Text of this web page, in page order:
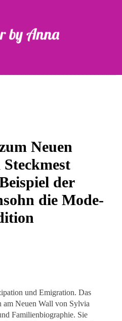
Neuen
der
die Mode-
und Emigration. Das
am Neuen Wall von Sylvia
Familienbiographie. Sie